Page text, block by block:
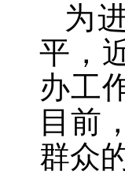
为
平，
办工
目前
群众